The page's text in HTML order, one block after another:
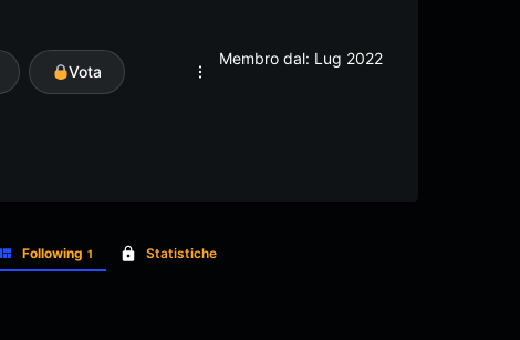
Vota
Membro dal: Lug 2022
Following 1 Statistiche